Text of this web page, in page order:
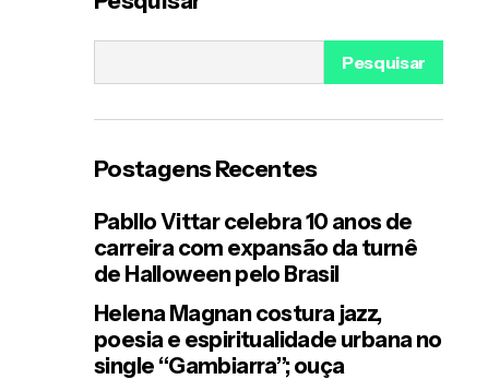
Pesquisar
Postagens Recentes
Pabllo Vittar celebra 10 anos de
carreira com expansão da turnê
de Halloween pelo Brasil
Helena Magnan costura jazz,
poesia e espiritualidade urbana no
single “Gambiarra”; ouça